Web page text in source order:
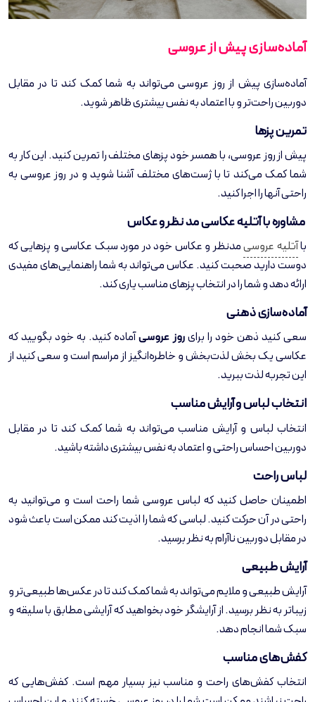
آماده‌سازی پیش از عروسی
آماده‌سازی پیش از روز عروسی می‌تواند به شما کمک کند تا در مقابل
دوربین راحت‌تر و با اعتماد به نفس بیشتری ظاهر شوید.
تمرین پزها
پیش از روز عروسی، با همسر خود پزهای مختلف را تمرین کنید. این کار به
شما کمک می‌کند تا با ژست‌های مختلف آشنا شوید و در روز عروسی به
راحتی آنها را اجرا کنید.
مشاوره باآتلیه عکاسیمد نظر و عکاس
باآتلیه عروسیمدنظر و عکاس خود در مورد سبک عکاسی و پزهایی که
دوست دارید صحبت کنید. عکاس می‌تواند به شما راهنمایی‌های مفیدی
ارائه دهد و شما را در انتخاب پزهای مناسب یاری کند.
آماده‌سازی ذهنی
سعی کنید ذهن خود را برایروز عروسیآماده کنید. به خود بگویید که
عکاسی یک بخش لذت‌بخش و خاطره‌انگیز از مراسم است و سعی کنید از
این تجربه لذت ببرید.
انتخاب لباس و آرایش مناسب
انتخاب لباس و آرایش مناسب می‌تواند به شما کمک کند تا در مقابل
دوربین احساس راحتی و اعتماد به نفس بیشتری داشته باشید.
لباس راحت
اطمینان حاصل کنید که لباس عروسی شما راحت است و می‌توانید به
راحتی در آن حرکت کنید. لباسی که شما را اذیت کند ممکن است باعث شود
در مقابل دوربین ناآرام به نظر برسید.
آرایش طبیعی
آرایش طبیعی و ملایم می‌تواند به شما کمک کند تا در عکس‌ها طبیعی‌تر و
زیباتر به نظر برسید. از آرایشگر خود بخواهید که آرایشی مطابق با سلیقه و
سبک شما انجام دهد.
کفش‌های مناسب
انتخاب کفش‌های راحت و مناسب نیز بسیار مهم است. کفش‌هایی که